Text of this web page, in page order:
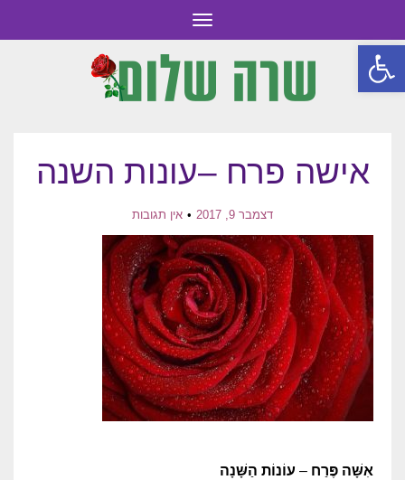
פתח סרגל נגישות
תפריט
אישה פרח –עונות השנה
דצמבר 9, 2017 אין תגובות
אִשָּׁה פֶּרַח – עוֹנוֹת הַשָּׁנָה